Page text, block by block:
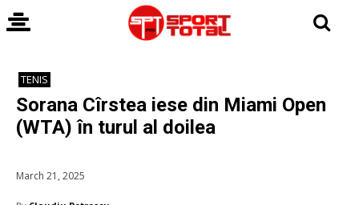
TENIS
Sorana Cîrstea iese din Miami Open
(WTA) în turul al doilea
March 21, 2025